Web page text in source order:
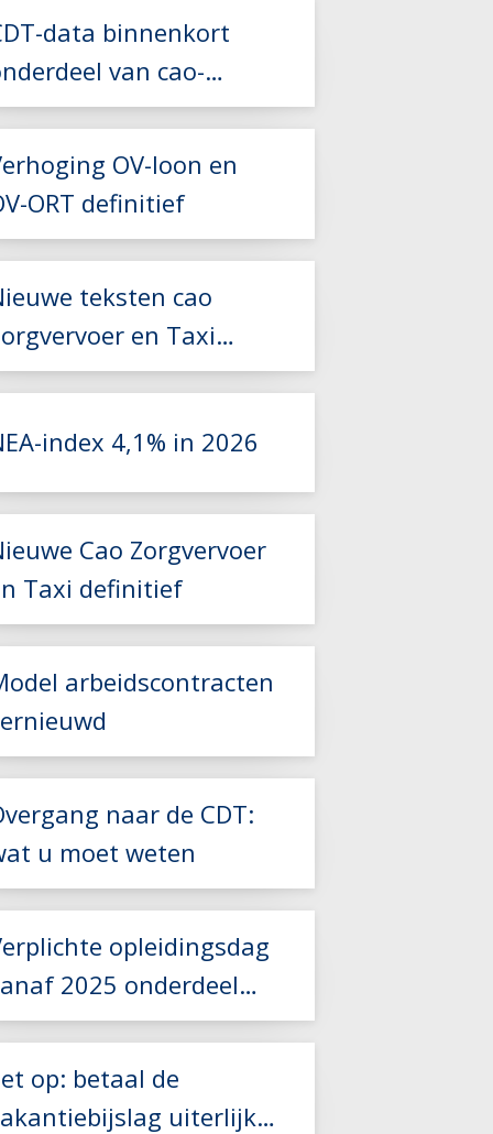
data binnenkort
van cao-
OV-loon en
ORT definitief
Lees meer
teksten cao
en Taxi
2027 beschikbaar
Lees meer
index 4,1% in 2026
Lees meer
Cao Zorgvervoer
Taxi definitief
Lees meer
arbeidscontracten
naar de CDT:
u moet weten
opleidingsdag
2025 onderdeel
controle
op: betaal de
uiterlijk